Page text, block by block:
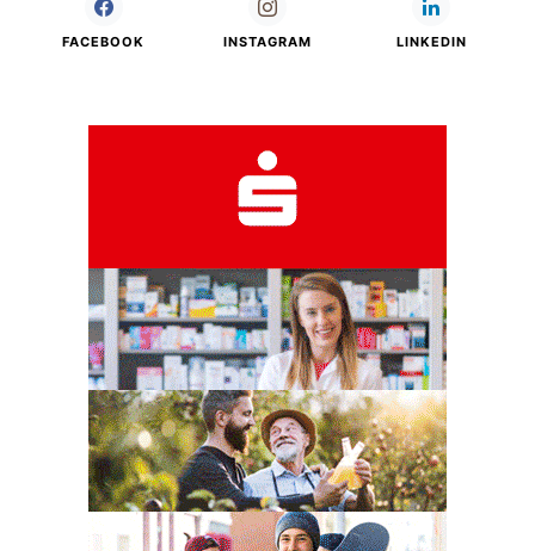
FACEBOOK INSTAGRAM LINKEDIN